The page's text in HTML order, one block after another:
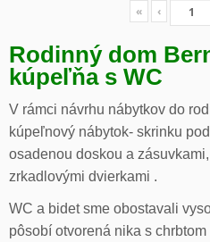
« ‹
Rodinný dom
kúpeľňa s WC
V rámci návrhu nábytkov do
kúpeľnový nábytok- skrinku
osadenou doskou a
zrkadlovými dvierkami .
WC a bidet sme obostavali
pôsobí otvorená nika s